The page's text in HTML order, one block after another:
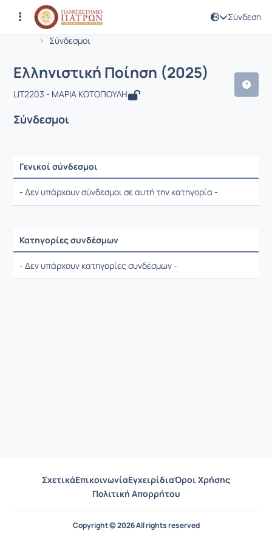
Σύνδεση
Αρχική Σελίδα
Σύνδεσμοι
Μάθημα : Ελληνιστική Ποίηση (2025)
Κωδικός : LIT2203
Ελληνιστική Ποίηση (2025)
LIT2203 - ΜΑΡΙΑ ΚΟΤΟΠΟΥΛΗ
Σύνδεσμοι
Γενικοί σύνδεσμοι
Ρυθμίσεις επιλογής / Αποτελέσματα
- Δεν υπάρχουν σύνδεσμοι σε αυτή την κατηγορία -
Κατηγορίες συνδέσμων
Ρυθμίσεις επιλογής / Αποτελέσματα
- Δεν υπάρχουν κατηγορίες συνδέσμων -
ΣχετικάΕπικοινωνίαΕγχειρίδιαΌροι Χρήσης
Πολιτική Απορρήτου
Copyright © 2026 All rights reserved